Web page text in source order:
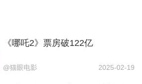
《哪吒2》票房破122亿
@猫眼电影 2025-02-19